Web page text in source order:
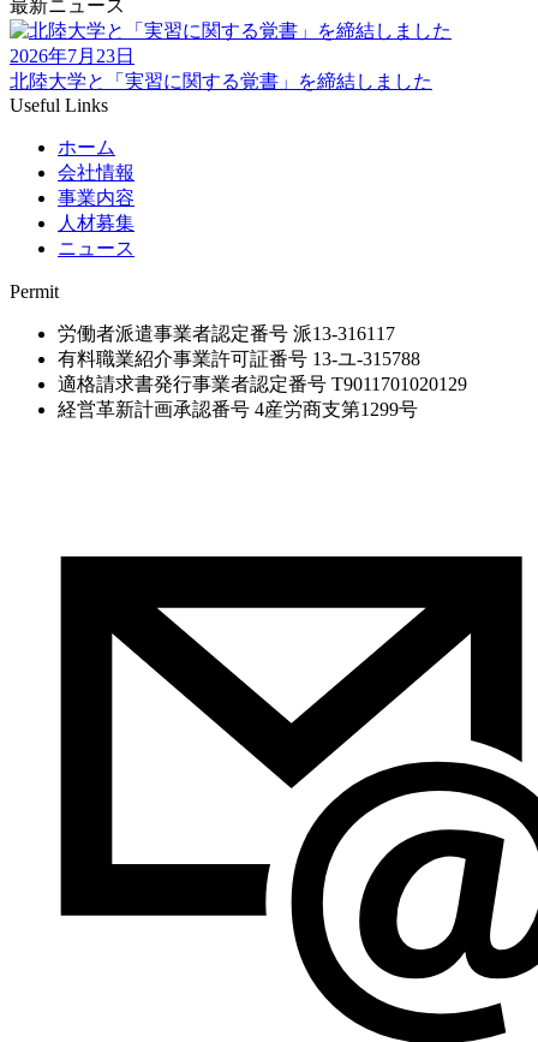
最新ニュース
2026年7月23日
北陸大学と「実習に関する覚書」を締結しました
Useful Links
ホーム
会社情報
事業内容
人材募集
ニュース
Permit
労働者派遣事業者認定番号 派13-316117
有料職業紹介事業許可証番号 13-ユ-315788
適格請求書発行事業者認定番号 T9011701020129
経営革新計画承認番号 4産労商支第1299号